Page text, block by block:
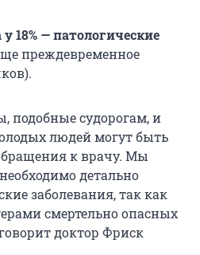
18% — патологические
преждевременное
подобные судорогам, и
людей могут быть
к врачу. Мы
детально
заболевания, так как
смертельно опасных
доктор Фриск